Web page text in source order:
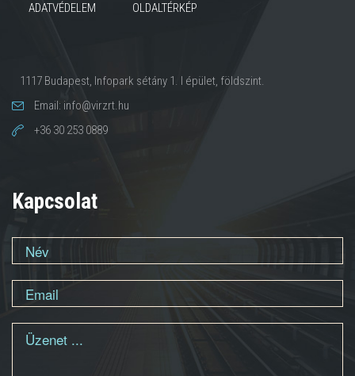
ADATVÉDELEM OLDALTÉRKÉP
1117 Budapest, Infopark sétány 1. I épület, földszint.
Email: info@virzrt.hu
+36 30 253 0889
Kapcsolat